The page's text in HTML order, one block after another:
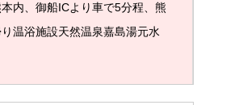
内、御船ICより車で5分程、熊
温浴施設天然温泉嘉島湯元水